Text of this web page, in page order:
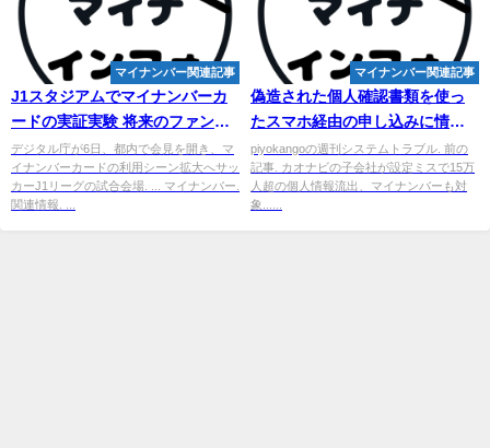
マイナンバー関連記事
J1スタジアムでマイナンバーカ
ードの実証実験 将来のファン拡
大へ川崎・吉田 ... - au Webポー
タル
デジタル庁が6日、都内で会見を開き、マ
イナンバーカードの利用シーン拡大へサッ
カーJ1リーグの試合会場. ... マイナンバー.
関連情報. ...
マイナンバー関連記事
偽造された個人確認書類を使っ
たスマホ経由の申し込みに情報
開示、日本信用情報機構で
piyokangoの週刊システムトラブル. 前の
記事. カオナビの子会社が設定ミスで15万
人超の個人情報流出、マイナンバーも対
象......